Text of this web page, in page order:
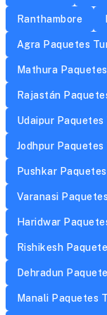
Ranthambore
Agra Paquetes
Mathura
Rajastán
Udaipur Paquetes
Jodhpur
Pushkar
Varanasi
Haridwar
Rishikesh
Dehradun
Manali Paquetes